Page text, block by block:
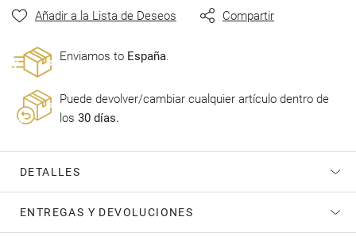
Añadir a la Lista de Deseos Compartir
Enviamos to España.
Puede devolver/cambiar cualquier artículo dentro de
los 30 días.
DETALLES
ENTREGAS Y DEVOLUCIONES